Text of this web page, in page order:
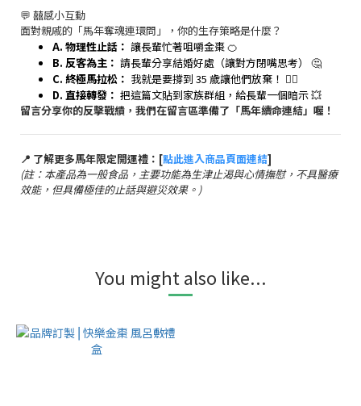
💬 囍感小互動
面對親戚的「馬年奪魂連環問」，你的生存策略是什麼？
A. 物理性止話： 讓長輩忙著咀嚼金棗 🍊
B. 反客為主： 請長輩分享結婚好處（讓對方閉嘴思考） 🤔
C. 終極馬拉松： 我就是要撐到 35 歲讓他們放棄！ 🏃‍♀️
D. 直接轉發： 把這篇文貼到家族群組，給長輩一個暗示 💥
留言分享你的反擊戰績，我們在留言區準備了「馬年續命連結」喔！
📍 了解更多馬年限定開運禮：[點此進入商品頁面連結]
(註：本產品為一般食品，主要功能為生津止渴與心情撫慰，不具醫療
效能，但具備極佳的止話與避災效果。)
You might also like...